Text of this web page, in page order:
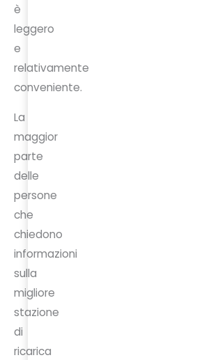
è
leggero
e
relativamente
conveniente.
La
maggior
parte
delle
persone
che
chiedono
informazioni
sulla
migliore
stazione
di
ricarica